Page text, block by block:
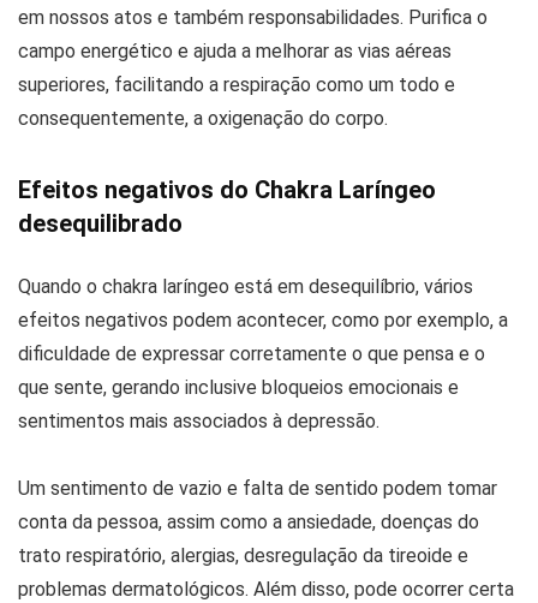
em nossos atos e também responsabilidades. Purifica o
campo energético e ajuda a melhorar as vias aéreas
superiores, facilitando a respiração como um todo e
consequentemente, a oxigenação do corpo.
Efeitos negativos do Chakra Laríngeo
desequilibrado
Quando o chakra laríngeo está em desequilíbrio, vários
efeitos negativos podem acontecer, como por exemplo, a
dificuldade de expressar corretamente o que pensa e o
que sente, gerando inclusive bloqueios emocionais e
sentimentos mais associados à depressão.
Um sentimento de vazio e falta de sentido podem tomar
conta da pessoa, assim como a ansiedade, doenças do
trato respiratório, alergias, desregulação da tireoide e
problemas dermatológicos. Além disso, pode ocorrer certa